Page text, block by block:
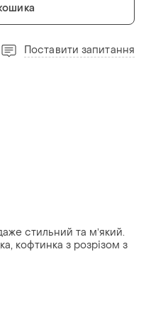
Поставити запитання
стильний та мʼякий.
кофтинка з розрізом з